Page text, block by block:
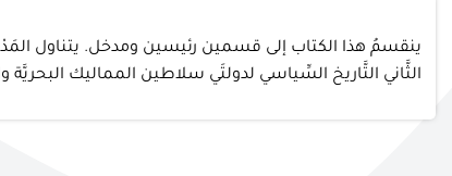
ينقسمُ هذا الكتاب إلى قسمين رئيسين ومدخل. يتناول
الثَّاني التَّاريخ السِّياسي لدولتَي سلاطين المماليك البحريَّة